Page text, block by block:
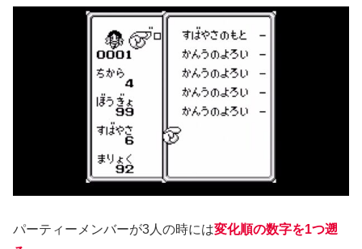
パーティーメンバーが3人の時には変化順の数字を1つ遡